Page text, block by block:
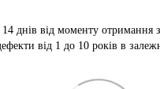
днів від моменту отримання
від 1 до 10 років в